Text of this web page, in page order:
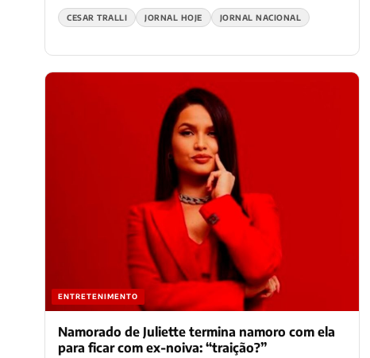
CESAR TRALLI JORNAL HOJE JORNAL NACIONAL
ENTRETENIMENTO
Namorado de Juliette termina namoro com ela
para ficar com ex-noiva: “traição?”